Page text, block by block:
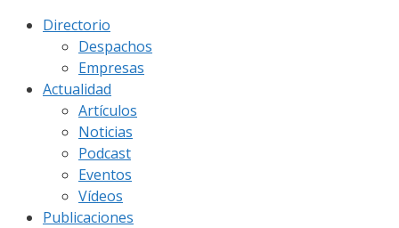
Directorio
Despachos
Empresas
Actualidad
Artículos
Noticias
Podcast
Eventos
Vídeos
Publicaciones